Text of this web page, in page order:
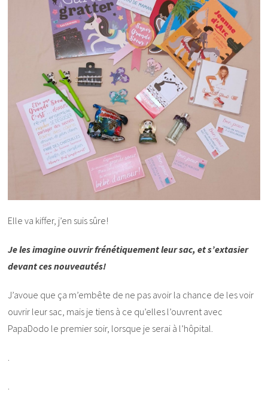
Elle va kiffer, j’en suis sûre!
Je les imagine ouvrir frénétiquement leur sac, et s’extasier
devant ces nouveautés!
J’avoue que ça m’embête de ne pas avoir la chance de les voir
ouvrir leur sac, mais je tiens à ce qu’elles l’ouvrent avec
PapaDodo le premier soir, lorsque je serai à l’hôpital.
.
.